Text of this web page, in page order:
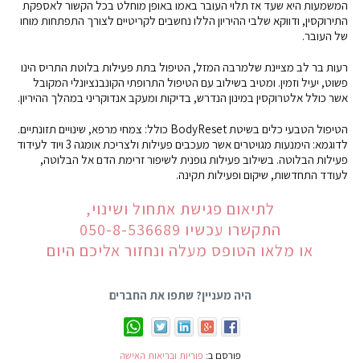
המשמעות היא שעד אז תלוי העובר באמו באופן מוחלט בכל הקשור לאספקת
התירוקסין, ודווקא שלבי ההיריון הללו נחשבים לקריטיים לצורך התפתחות מוחו
של העובר.
רעות בר לב מציינת שלמרבה המזל, הטיפול בתת פעילות בלוטת התריס הינו
פשוט, יעיל וזמין. ומטיב בשילוב עם הטיפול התרופתי הקונבנציונלי המקובל
אשר כולל אלטרוקסין במינון הנדרש, בדיקות ומעקב אנדוקריני במהלך ההיריון.
הטיפול הטבעי כלים בשיטת BodyReset כולל: צמחי מרפא, שינויים תזונתיים.
לדוגמא: הימנעות מגויטרים אשר מעכבים פעילות ולצריכת אומגה 3 ויוד לעידוד
פעילות הבלוטה. בשילוב פעילות גופנית לשיפור זרימת הדם אל הבלוטה,
לעודד התחדשות, שיקום ופעילות תקינה.
לתיאום פגישת אתחול ושינוי,
התקשרו עכשיו 050-8-536689
או מלאו הטופס מעלה ונחזור אליכם היום
היה מעניין? שתפו את החברים
פורסם ב: פוריות ובריאות האישה